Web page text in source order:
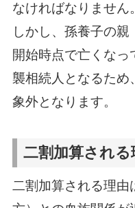
なければなりません。
しかし、孫養子の
開始時点で亡くな
襲相続人となるため
象外となります。
二割加算される
二割加算される理由